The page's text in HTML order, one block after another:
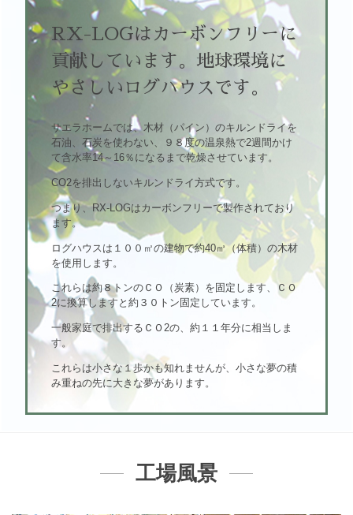
RX-LOGは カーボンフリーに
貢献しています。 地球環境に
やさしいログハウスです。
サエラホームでは、木材（パイン）のキルンドライを
石油、石炭を使わない、９８度の温泉熱で2週間かけ
て含水率14～16％になるまで乾燥させています。
CO2を排出しないキルンドライ方式です。
つまり、RX-LOGはカーボンフリーで製作されており
ます。
ログハウスは１００㎡の建物で約40㎥（体積）の木材
を使用します。
これらは約８トンのＣＯ（炭素）を固定します、ＣＯ
2に換算しますと約３０トン固定しています。
一般家庭で排出するＣＯ2の、約１１年分に相当しま
す。
これらは小さな１歩かも知れませんが、小さな夢の積
み重ねの先に大きな夢があります。
工場風景